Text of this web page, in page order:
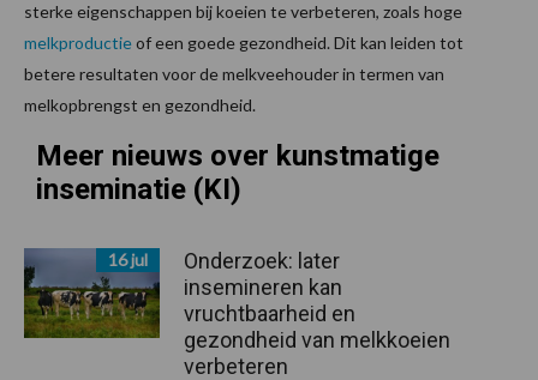
sterke eigenschappen bij koeien te verbeteren, zoals hoge
melkproductieof een goede gezondheid. Dit kan leiden tot
betere resultaten voor de melkveehouder in termen van
melkopbrengst en gezondheid.
Meer nieuws over kunstmatige
inseminatie (KI)
16 jul
Onderzoek: later
insemineren kan
vruchtbaarheid en
gezondheid van melkkoeien
verbeteren